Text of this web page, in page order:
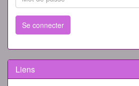
Se connecter
Liens